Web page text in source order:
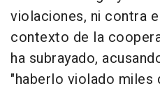
violaciones, ni contra
contexto de la
ha subrayado,
"haberlo violado miles